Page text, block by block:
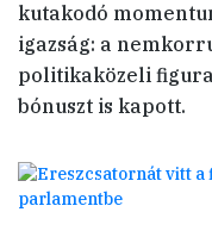
kutakodó
igazság: a
politikaközeli
bónuszt is kapott.